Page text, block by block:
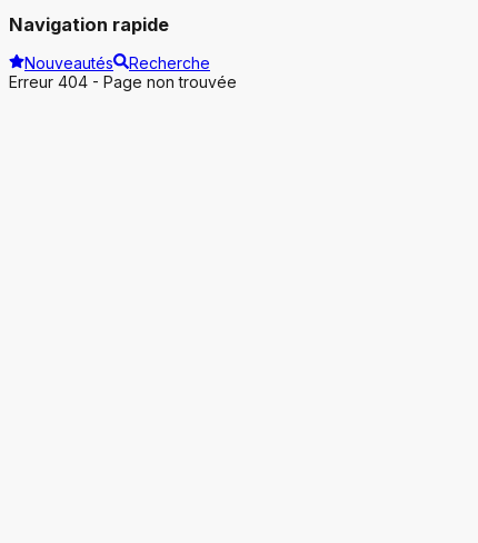
Navigation rapide
Nouveautés
Recherche
Erreur 404 - Page non trouvée